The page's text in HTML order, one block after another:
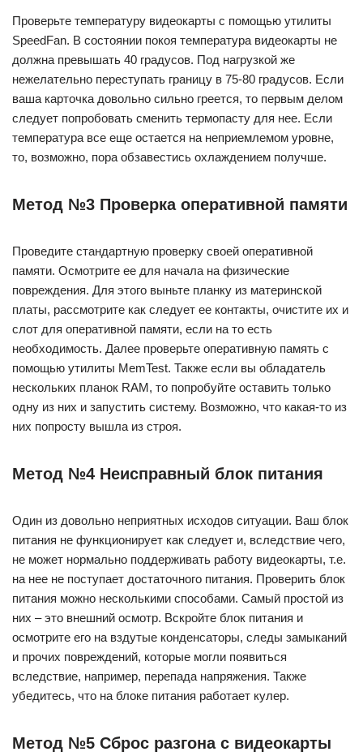
Проверьте температуру видеокарты с помощью утилиты
SpeedFan. В состоянии покоя температура видеокарты не
должна превышать 40 градусов. Под нагрузкой же
нежелательно переступать границу в 75-80 градусов. Если
ваша карточка довольно сильно греется, то первым делом
следует попробовать сменить термопасту для нее. Если
температура все еще остается на неприемлемом уровне,
то, возможно, пора обзавестись охлаждением получше.
Метод №3 Проверка оперативной памяти
Проведите стандартную проверку своей оперативной
памяти. Осмотрите ее для начала на физические
повреждения. Для этого выньте планку из материнской
платы, рассмотрите как следует ее контакты, очистите их и
слот для оперативной памяти, если на то есть
необходимость. Далее проверьте оперативную память с
помощью утилиты MemTest. Также если вы обладатель
нескольких планок RAM, то попробуйте оставить только
одну из них и запустить систему. Возможно, что какая-то из
них попросту вышла из строя.
Метод №4 Неисправный блок питания
Один из довольно неприятных исходов ситуации. Ваш блок
питания не функционирует как следует и, вследствие чего,
не может нормально поддерживать работу видеокарты, т.е.
на нее не поступает достаточного питания. Проверить блок
питания можно несколькими способами. Самый простой из
них – это внешний осмотр. Вскройте блок питания и
осмотрите его на вздутые конденсаторы, следы замыканий
и прочих повреждений, которые могли появиться
вследствие, например, перепада напряжения. Также
убедитесь, что на блоке питания работает кулер.
Метод №5 Сброс разгона с видеокарты